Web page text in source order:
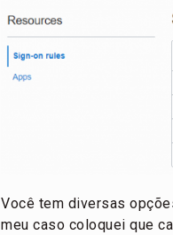
Você tem diversas
meu caso coloquei que